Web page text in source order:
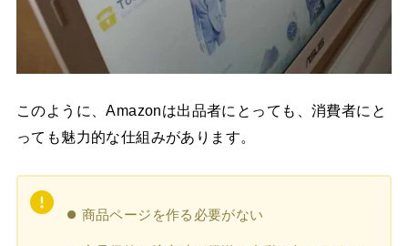
このように、Amazonは出品者にとっても、消費者にと
っても魅力的な仕組みがあります。
商品ページを作る必要がない